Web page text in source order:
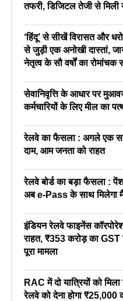
तफरी, डिजिटल तेजी से मिली
‘हिंदू’ से सीखें विरासत और
से जुड़ी एक अनोखी दास्तां,
नेतृत्व के सौ वर्षों का रोमांचक
सेवानिवृत्ति के आधार पर
कर्मचारियों के लिए मील का
रेलवे का फैसला : अगले एक
दाम, आम जनता को राहत
रेलवे बोर्ड का बड़ा फैसला :
अब e-Pass के साथ मिलेगा
इंडियन रेलवे फाइनेंस
राहत, ₹353 करोड़ का GST
पूरा मामला
RAC में दो यात्रियों को
रेलवे को देना होगा ₹25,000